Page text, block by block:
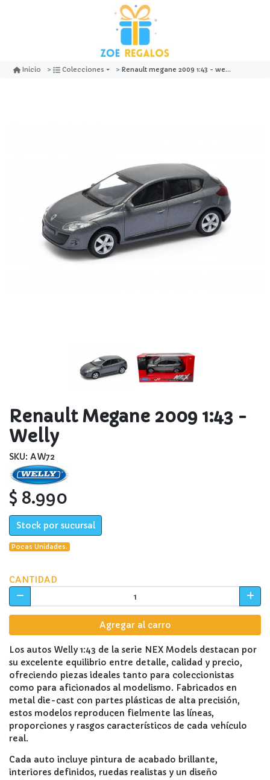
Inicio Colecciones Renault megane 2009 1:43 - welly
Renault Megane 2009 1:43 -
Welly
SKU: AW72
$ 8.990
Stock por sucursal
Pocas Unidades.
CANTIDAD
Agregar al carro
Los autos Welly 1:43 de la serie NEX Models destacan por
su excelente equilibrio entre detalle, calidad y precio,
ofreciendo piezas ideales tanto para coleccionistas
como para aficionados al modelismo. Fabricados en
metal die-cast con partes plásticas de alta precisión,
estos modelos reproducen fielmente las líneas,
proporciones y rasgos característicos de cada vehículo
real.
Cada auto incluye pintura de acabado brillante,
interiores definidos, ruedas realistas y un diseño